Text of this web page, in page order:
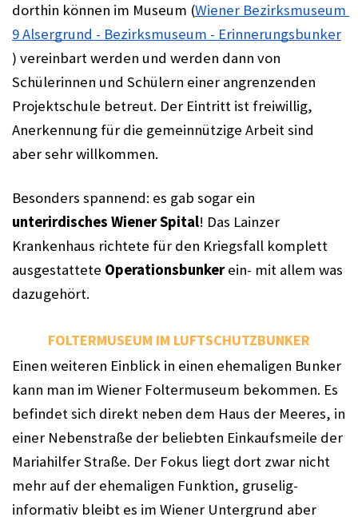
dorthin können im Museum (Wiener Bezirksmuseum
9 Alsergrund - Bezirksmuseum - Erinnerungsbunker
) vereinbart werden und werden dann von
Schülerinnen und Schülern einer angrenzenden
Projektschule betreut. Der Eintritt ist freiwillig,
Anerkennung für die gemeinnützige Arbeit sind
aber sehr willkommen.
unterirdisches Wiener Spital! Das Lainzer
Krankenhaus richtete für den Kriegsfall komplett
ausgestattete Operationsbunker ein- mit allem was
dazugehört.
FOLTERMUSEUM IM LUFTSCHUTZBUNKER
Einen weiteren Einblick in einen ehemaligen Bunker
kann man im Wiener Foltermuseum bekommen. Es
befindet sich direkt neben dem Haus der Meeres, in
einer Nebenstraße der beliebten Einkaufsmeile der
Mariahilfer Straße. Der Fokus liegt dort zwar nicht
mehr auf der ehemaligen Funktion, gruselig-
informativ bleibt es im Wiener Untergrund aber